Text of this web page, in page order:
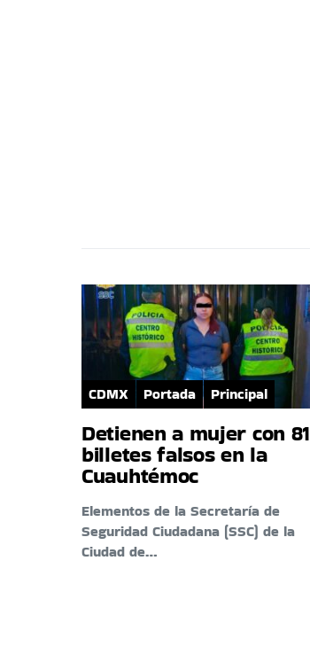
CDMX Portada Principal
Detienen a mujer con 81
billetes falsos en la
Cuauhtémoc
Elementos de la Secretaría de
Seguridad Ciudadana (SSC) de la
Ciudad de…